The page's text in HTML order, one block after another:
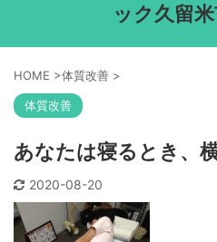
ック久留
HOME >体質改善 >
体質改善
あなたは寝るとき、
2020-08-20